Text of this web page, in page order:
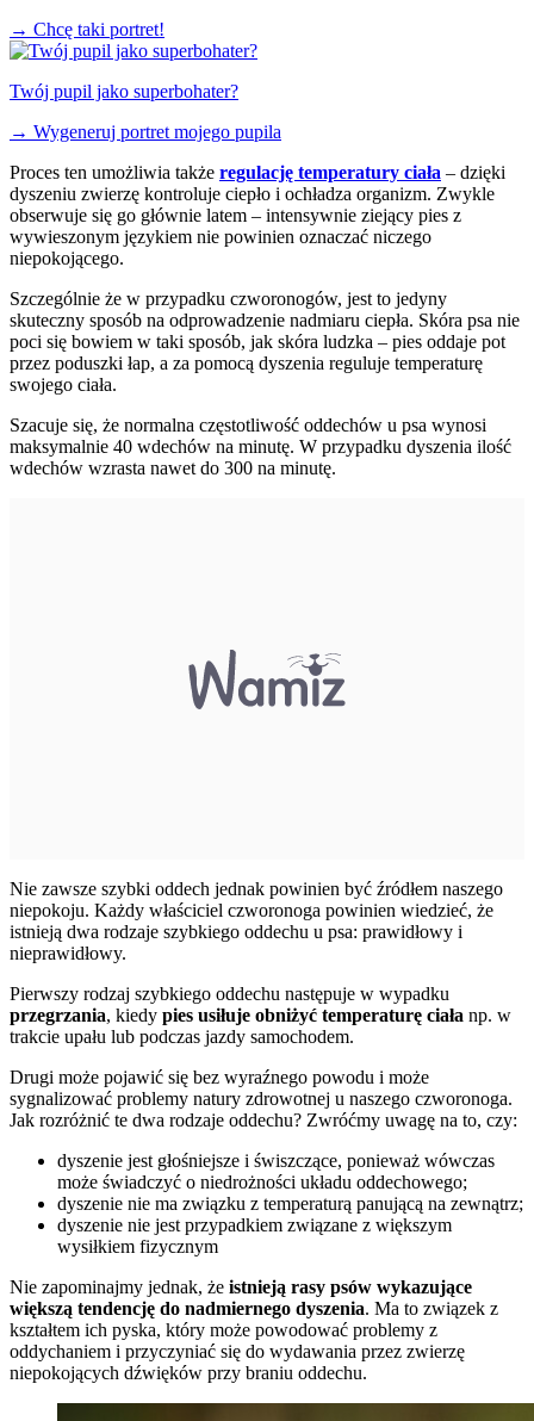
→ Chcę taki portret!
Twój pupil jako superbohater?
→ Wygeneruj portret mojego pupila
Proces ten umożliwia także regulację temperatury ciała – dzięki
dyszeniu zwierzę kontroluje ciepło i ochładza organizm. Zwykle
obserwuje się go głównie latem – intensywnie ziejący pies z
wywieszonym językiem nie powinien oznaczać niczego
niepokojącego.
Szczególnie że w przypadku czworonogów, jest to jedyny
skuteczny sposób na odprowadzenie nadmiaru ciepła. Skóra psa nie
poci się bowiem w taki sposób, jak skóra ludzka – pies oddaje pot
przez poduszki łap, a za pomocą dyszenia reguluje temperaturę
swojego ciała.
Szacuje się, że normalna częstotliwość oddechów u psa wynosi
maksymalnie 40 wdechów na minutę. W przypadku dyszenia ilość
wdechów wzrasta nawet do 300 na minutę.
Nie zawsze szybki oddech jednak powinien być źródłem naszego
niepokoju. Każdy właściciel czworonoga powinien wiedzieć, że
istnieją dwa rodzaje szybkiego oddechu u psa: prawidłowy i
nieprawidłowy.
Pierwszy rodzaj szybkiego oddechu następuje w wypadku
przegrzania, kiedy pies usiłuje obniżyć temperaturę ciała np. w
trakcie upału lub podczas jazdy samochodem.
Drugi może pojawić się bez wyraźnego powodu i może
sygnalizować problemy natury zdrowotnej u naszego czworonoga.
Jak rozróżnić te dwa rodzaje oddechu? Zwróćmy uwagę na to, czy:
dyszenie jest głośniejsze i świszczące, ponieważ wówczas
może świadczyć o niedrożności układu oddechowego;
dyszenie nie ma związku z temperaturą panującą na zewnątrz;
dyszenie nie jest przypadkiem związane z większym
wysiłkiem fizycznym
Nie zapominajmy jednak, że istnieją rasy psów wykazujące
większą tendencję do nadmiernego dyszenia. Ma to związek z
kształtem ich pyska, który może powodować problemy z
oddychaniem i przyczyniać się do wydawania przez zwierzę
niepokojących dźwięków przy braniu oddechu.